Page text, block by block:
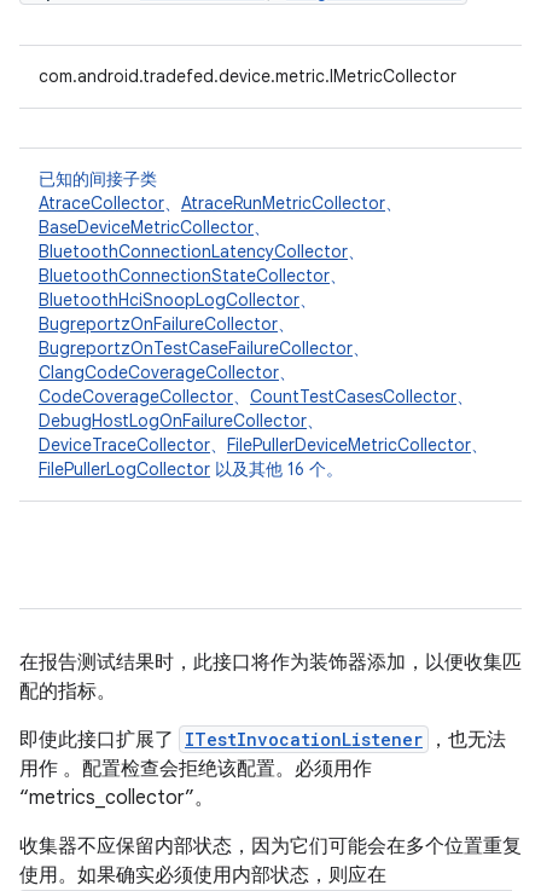
com.android.tradefed.device.metric.IMetricCollector
已知的间接子类
AtraceCollector、 AtraceRunMetricCollector、
BaseDeviceMetricCollector、
BluetoothConnectionLatencyCollector、
BluetoothConnectionStateCollector、
BluetoothHciSnoopLogCollector、
BugreportzOnFailureCollector、
BugreportzOnTestCaseFailureCollector、
ClangCodeCoverageCollector、
CodeCoverageCollector、 CountTestCasesCollector、
DebugHostLogOnFailureCollector、
DeviceTraceCollector、 FilePullerDeviceMetricCollector、
FilePullerLogCollector 以及其他 16 个。
在报告测试结果时，此接口将作为装饰器添加，以便收集匹
配的指标。
即使此接口扩展了
ITestInvocationListener
，也无法
用作 。配置检查会拒绝该配置。必须用作
“metrics_collector”。
收集器不应保留内部状态，因为它们可能会在多个位置重复
使用。如果确实必须使用内部状态，则应在